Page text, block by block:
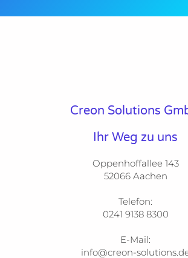
Creon Solutions
Ihr Weg zu uns
Oppenhoffallee 143
52066 Aachen
Telefon:
0241 9138 8300
E-Mail:
info@creon-